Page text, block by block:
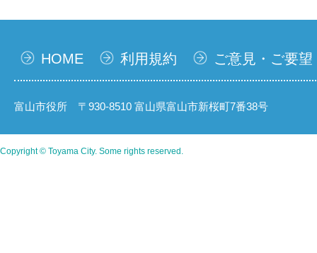
HOME 利用規約 ご意見・ご要望
富山市役所 〒930-8510 富山県富山市新桜町7番38号
Copyright © Toyama City. Some rights reserved.